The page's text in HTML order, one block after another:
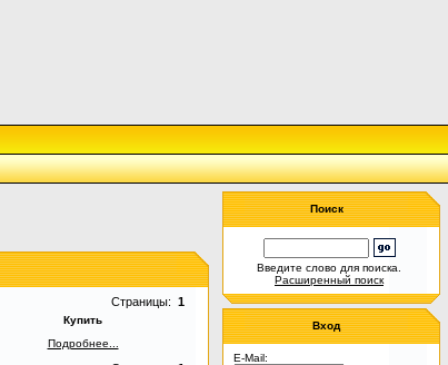
Страницы: 1
Купить
Подробнее...
Поиск
Введите слово для поиска.
Расширенный поиск
Вход
E-Mail: